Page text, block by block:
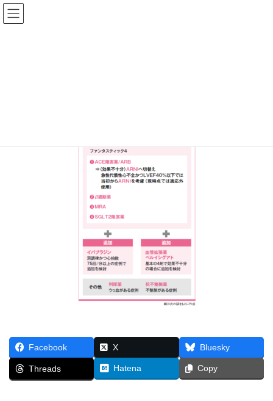
Facebook X Bluesky
Threads Hatena Copy